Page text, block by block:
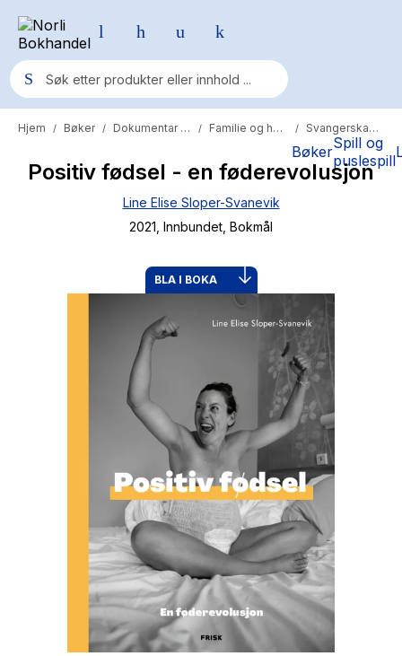
BøkerSpill og
puslespill
Populære søk
Pokemon
Fury Bound - Sable Sorensen
Hypopressiv trening
The Housemaid
Hjem / Bøker / Dokumentar og fakta / Familie og helse / Svangerskap, fødsel og barn
Positiv fødsel - en føderevolusjon
Line Elise Sloper-Svanevik
2021 , Innbundet , Bokmål
BLA I BOKA